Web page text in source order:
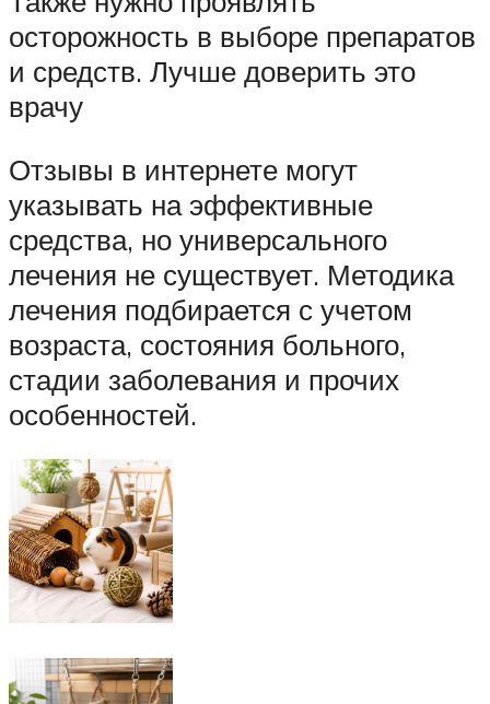
осторожность в выборе препаратов
и средств. Лучше доверить это
врачу
Отзывы в интернете могут
указывать на эффективные
средства, но универсального
лечения не существует. Методика
лечения подбирается с учетом
возраста, состояния больного,
стадии заболевания и прочих
особенностей.